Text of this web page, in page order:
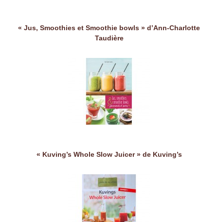
« Jus, Smoothies et Smoothie bowls » d’Ann-Charlotte
Taudière
« Kuving’s Whole Slow Juicer » de Kuving’s